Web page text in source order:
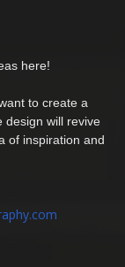
here!
to create a
design will revive
of inspiration and